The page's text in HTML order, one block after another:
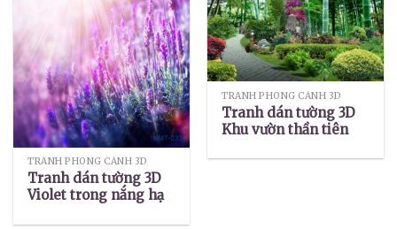
TRANH PHONG CẢNH 3D
Tranh dán tường 3D
Violet trong nắng hạ
TRANH PHONG CẢNH 3D
Tranh dán tường 3D
Khu vườn thần tiên